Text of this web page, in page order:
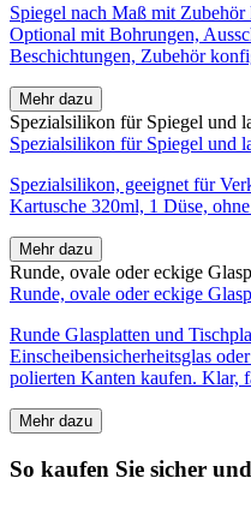
Spiegel nach Maß mit
Optional mit Bohrungen,
Beschichtungen, Zubehör
Mehr dazu
Spezialsilikon für Spiegel und
Spezialsilikon für Spiegel und
Spezialsilikon, geeignet für
Kartusche 320ml, 1 Düse,
Mehr dazu
Runde, ovale oder eckige
Runde, ovale oder eckige
Runde Glasplatten und
Einscheibensicherheitsglas
polierten Kanten kaufen. Klar,
Mehr dazu
So kaufen Sie sicher